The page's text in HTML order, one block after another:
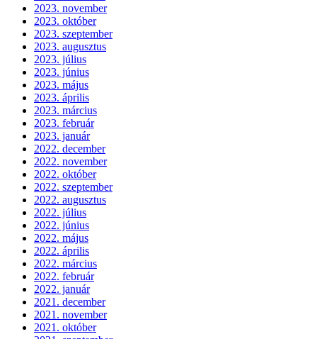
2023. november
2023. október
2023. szeptember
2023. augusztus
2023. július
2023. június
2023. május
2023. április
2023. március
2023. február
2023. január
2022. december
2022. november
2022. október
2022. szeptember
2022. augusztus
2022. július
2022. június
2022. május
2022. április
2022. március
2022. február
2022. január
2021. december
2021. november
2021. október